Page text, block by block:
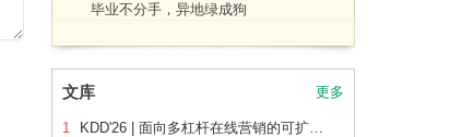
毕业不分手，异地绿成狗
文库 更多
1
KDD'26 | 面向多杠杆在线营销的可扩展、可追踪联合 增量建模